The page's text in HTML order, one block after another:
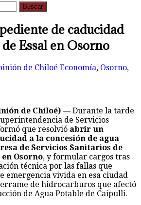
de caducidad
Essal en Osorno
de Chiloé Economía, Osorno,
de Chiloé) — Durante la tarde
de Servicios
que resolvió abrir un
a la concesión de agua
de Servicios Sanitarios de
en Osorno, y formular cargos tras
técnica por las fallas que
emergencia vivida en esa ciudad
de hidrocarburos que afectó
de Agua Potable de Caipulli.